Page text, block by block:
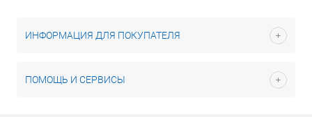
ИНФОРМАЦИЯ ДЛЯ ПОКУПАТЕЛЯ
ПОМОЩЬ И СЕРВИСЫ